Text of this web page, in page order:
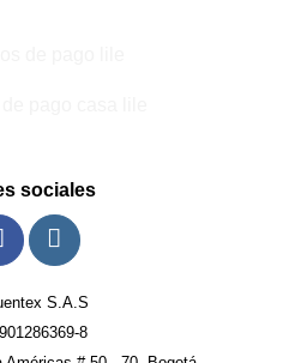
sociales
S.A.S
8